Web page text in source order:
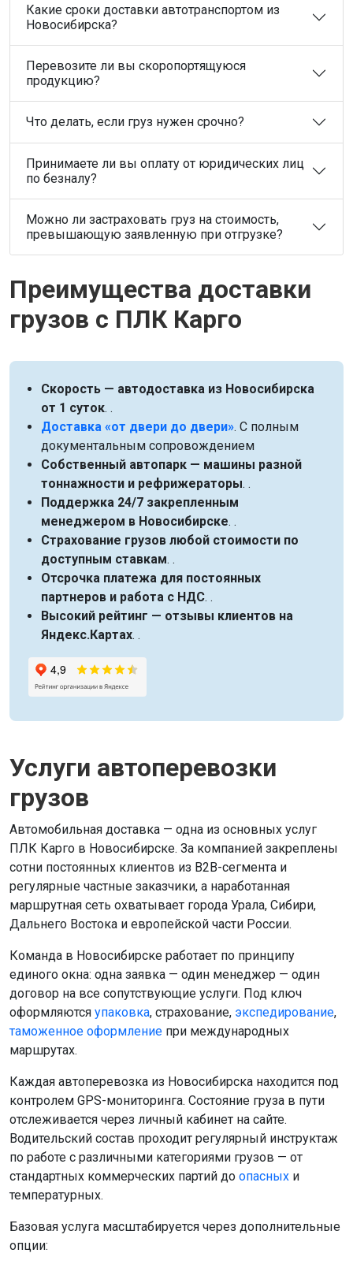
Какие сроки доставки автотранспортом из
Новосибирска?
Перевозите ли вы скоропортящуюся
продукцию?
Что делать, если груз нужен срочно?
Принимаете ли вы оплату от юридических лиц
по безналу?
Можно ли застраховать груз на стоимость,
превышающую заявленную при отгрузке?
Преимущества доставки
грузов с ПЛК Карго
Скорость — автодоставка из Новосибирска
от 1 суток. .
Доставка «от двери до двери». С полным
документальным сопровождением
Собственный автопарк — машины разной
тоннажности и рефрижераторы. .
Поддержка 24/7 закрепленным
менеджером в Новосибирске. .
Страхование грузов любой стоимости по
доступным ставкам. .
Отсрочка платежа для постоянных
партнеров и работа с НДС. .
Высокий рейтинг — отзывы клиентов на
Яндекс.Картах. .
Услуги автоперевозки
грузов
Автомобильная доставка — одна из основных услуг
ПЛК Карго в Новосибирске. За компанией закреплены
сотни постоянных клиентов из B2B-сегмента и
регулярные частные заказчики, а наработанная
маршрутная сеть охватывает города Урала, Сибири,
Дальнего Востока и европейской части России.
Команда в Новосибирске работает по принципу
единого окна: одна заявка — один менеджер — один
договор на все сопутствующие услуги. Под ключ
оформляются упаковка, страхование, экспедирование,
таможенное оформление при международных
маршрутах.
Каждая автоперевозка из Новосибирска находится под
контролем GPS-мониторинга. Состояние груза в пути
отслеживается через личный кабинет на сайте.
Водительский состав проходит регулярный инструктаж
по работе с различными категориями грузов — от
стандартных коммерческих партий до опасных и
температурных.
Базовая услуга масштабируется через дополнительные
опции: